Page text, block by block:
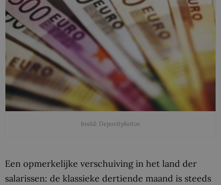
beeld: Depositphotos
Een opmerkelijke verschuiving in het land der
salarissen: de klassieke dertiende maand is steeds